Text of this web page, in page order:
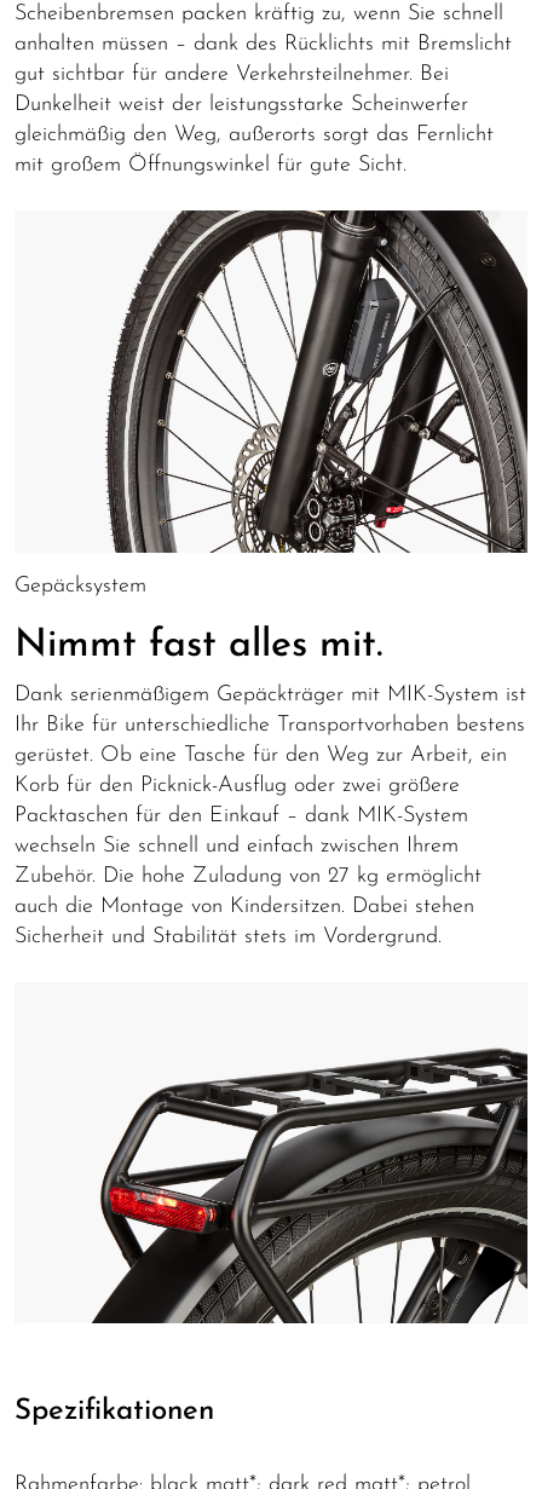
Scheibenbremsen packen kräftig zu, wenn Sie schnell
anhalten müssen – dank des Rücklichts mit Bremslicht
gut sichtbar für andere Verkehrsteilnehmer. Bei
Dunkelheit weist der leistungsstarke Scheinwerfer
gleichmäßig den Weg, außerorts sorgt das Fernlicht
mit großem Öffnungswinkel für gute Sicht.
Gepäcksystem
Nimmt fast alles mit.
Dank serienmäßigem Gepäckträger mit MIK-System ist
Ihr Bike für unterschiedliche Transportvorhaben bestens
gerüstet. Ob eine Tasche für den Weg zur Arbeit, ein
Korb für den Picknick-Ausflug oder zwei größere
Packtaschen für den Einkauf – dank MIK-System
wechseln Sie schnell und einfach zwischen Ihrem
Zubehör. Die hohe Zuladung von 27 kg ermöglicht
auch die Montage von Kindersitzen. Dabei stehen
Sicherheit und Stabilität stets im Vordergrund.
Spezifikationen